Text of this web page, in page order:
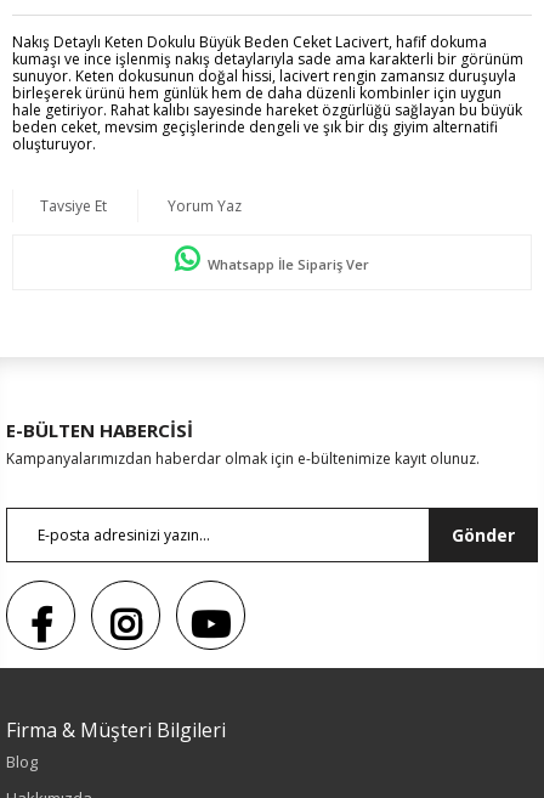
Sezon : YAZLIK
Lacivert
Nakış Detaylı Keten Dokulu Büyük Beden Ceket Lacivert, hafif dokuma
kumaşı ve ince işlenmiş nakış detaylarıyla sade ama karakterli bir görünüm
sunuyor. Keten dokusunun doğal hissi, lacivert rengin zamansız duruşuyla
birleşerek ürünü hem günlük hem de daha düzenli kombinler için uygun
hale getiriyor. Rahat kalıbı sayesinde hareket özgürlüğü sağlayan bu büyük
beden ceket, mevsim geçişlerinde dengeli ve şık bir dış giyim alternatifi
oluşturuyor.
Tavsiye Et Yorum Yaz
Whatsapp İle Sipariş Ver
E-BÜLTEN HABERCİSİ
Kampanyalarımızdan haberdar olmak için e-bültenimize kayıt olunuz.
Gönder
Firma & Müşteri Bilgileri
Blog